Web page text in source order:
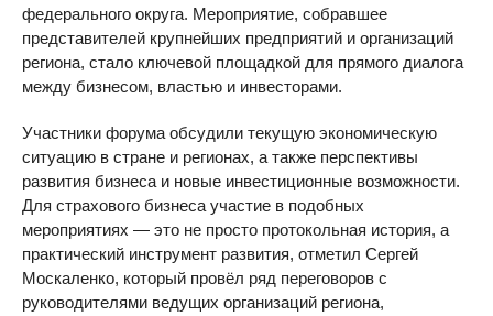
федерального округа. Мероприятие, собравшее
представителей крупнейших предприятий и организаций
региона, стало ключевой площадкой для прямого диалога
между бизнесом, властью и инвесторами.
Участники форума обсудили текущую экономическую
ситуацию в стране и регионах, а также перспективы
развития бизнеса и новые инвестиционные возможности.
Для страхового бизнеса участие в подобных
мероприятиях — это не просто протокольная история, а
практический инструмент развития, отметил Сергей
Москаленко, который провёл ряд переговоров с
руководителями ведущих организаций региона,